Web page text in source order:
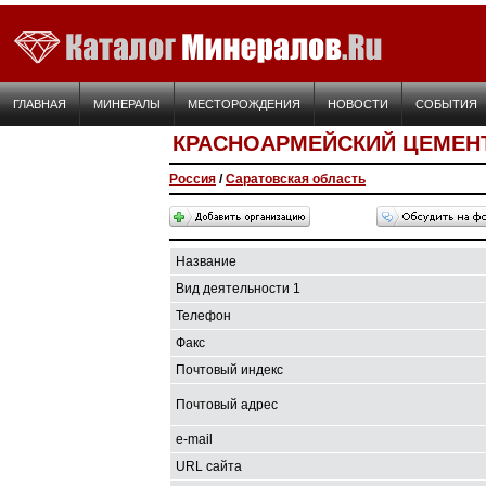
ГЛАВНАЯ МИНЕРАЛЫ МЕСТОРОЖДЕНИЯ НОВОСТИ СОБЫТИЯ
КРАСНОАРМЕЙСКИЙ
Россия /Саратовская область
Название
Вид деятельности 1
Телефон
Факс
Почтовый индекс
Почтовый адрес
e-mail
URL сайта